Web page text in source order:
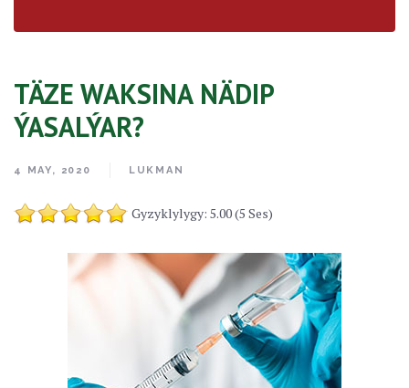
TÄZE WAKSINA NÄDIP
ÝASALÝAR?
4 MAY, 2020 LUKMAN
Gyzyklylygy: 5.00 (5 Ses)